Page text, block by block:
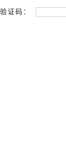
验证码：